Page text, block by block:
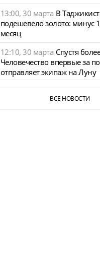
13:00, 30 марта В
подешевело золото: минус
месяц
12:10, 30 марта Спустя
Человечество впервые за
отправляет экипаж на Луну
ВСЕ НОВОСТИ